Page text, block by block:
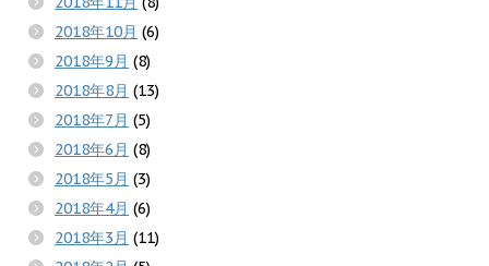
2018年10月 (6)
2018年9月 (8)
2018年8月 (13)
2018年7月 (5)
2018年6月 (8)
2018年5月 (3)
2018年4月 (6)
2018年3月 (11)